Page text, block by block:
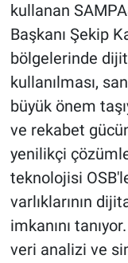
kullanan
Başkanı Şekip
bölgelerinde
kullanılması,
büyük önem
ve rekabet
yenilikçi
teknolojisi
varlıklarının
imkanını
veri analizi ve